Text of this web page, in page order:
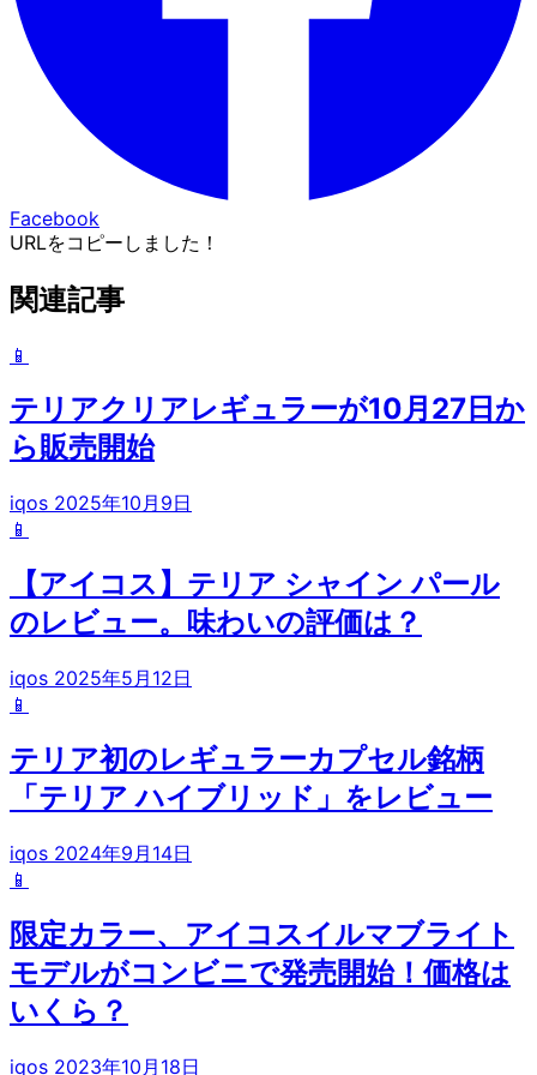
Facebook
URLをコピーしました！
関連記事
📱
テリアクリアレギュラーが10月27日か
ら販売開始
iqos 2025年10月9日
📱
【アイコス】テリア シャイン パール
のレビュー。味わいの評価は？
iqos 2025年5月12日
📱
テリア初のレギュラーカプセル銘柄
「テリア ハイブリッド」をレビュー
iqos 2024年9月14日
📱
限定カラー、アイコスイルマブライト
モデルがコンビニで発売開始！価格は
いくら？
iqos 2023年10月18日